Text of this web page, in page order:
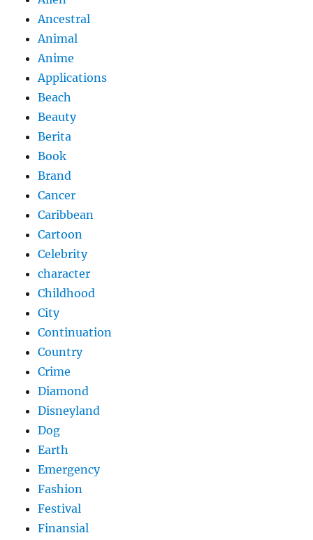
Ancestral
Animal
Anime
Applications
Beach
Beauty
Berita
Book
Brand
Cancer
Caribbean
Cartoon
Celebrity
character
Childhood
City
Continuation
Country
Crime
Diamond
Disneyland
Dog
Earth
Emergency
Fashion
Festival
Finansial